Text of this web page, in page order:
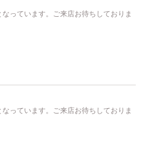
っています。ご来店お待ちしておりま
っています。ご来店お待ちしておりま